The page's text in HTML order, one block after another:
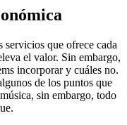
que ofrece cada
el valor. Sin embargo,
incorporar y cuáles no.
de los puntos que
sin embargo, todo